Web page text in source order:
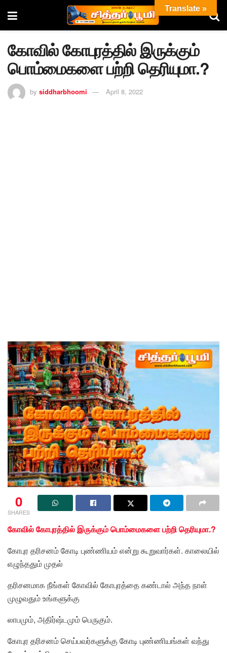
கோவில் கோபுரத்தில் இருக்கும்
பொம்மைகளை பற்றி தெரியுமா.?
by siddharbhoomi April 8, 2022
0
SHARES
கோவில் கோபுரத்தில் இருக்கும் பொம்மைகளை பற்றி தெரியுமா.?
கோபுர தரிசனம் கோடி புண்ணியம் என்று கூறுவார்கள். காலையில்
எழுந்ததும் முதல்
தரிசனமாக நீங்கள் கோவில் கோபுரத்தை கண்டால் அந்த நாள்
முழுவதும் உங்களுக்கு
லாபமும், அதிர்ஷ்டமும் பெருகும்.
கோபுர தரிசனம் செய்பவர்களுக்கு கோடி புண்ணியங்கள் வந்து
Translate »